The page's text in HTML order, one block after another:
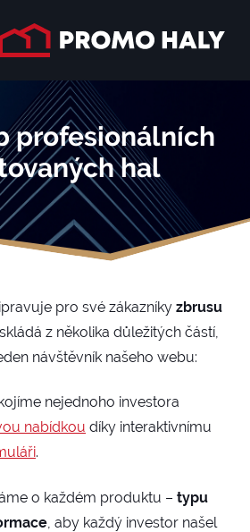
profesionálních
hal
pro své zákazníky zbrusu
z několika důležitých částí,
návštěvník našeho webu:
nejednoho investora
nabídkou díky interaktivnímu
.
o každém produktu – typu
, aby každý investor našel